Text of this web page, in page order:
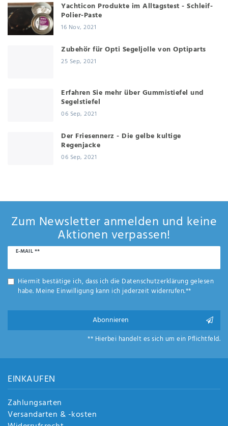
Yachticon Produkte im Alltagstest - Schleif-
Polier-Paste
16 Nov, 2021
Zubehör für Opti Segeljolle von Optiparts
25 Sep, 2021
Erfahren Sie mehr über Gummistiefel und
Segelstiefel
06 Sep, 2021
Der Friesennerz - Die gelbe kultige
Regenjacke
06 Sep, 2021
Zum Newsletter anmelden und keine
Aktionen verpassen!
E-MAIL **
Newsletter
Hiermit bestätige ich, dass ich die Daten­schutz­erklärunggelesen
habe. Meine Einwilligung kann ich jederzeit widerrufen.**
Abonnieren
** Hierbei handelt es sich um ein Pflichtfeld.
EINKAUFEN
Zahlungsarten
Versandarten & -kosten